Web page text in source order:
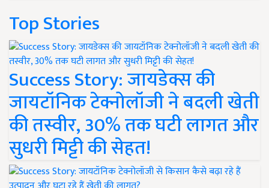
Top Stories
Success Story: जायडेक्स की
जायटॉनिक टेक्नोलॉजी ने बदली खेती
की तस्वीर, 30% तक घटी लागत और
सुधरी मिट्टी की सेहत!